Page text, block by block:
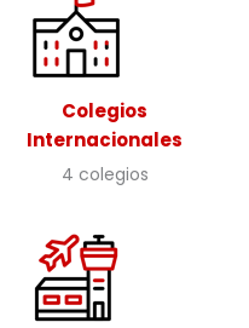
Colegios
Internacionales
4 colegios